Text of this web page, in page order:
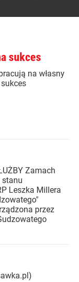
sukces
na własny
Zamach
stanu
Leszka Millera
przez